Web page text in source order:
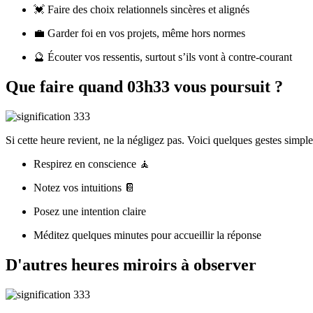
💓 Faire des choix relationnels sincères et alignés
💼 Garder foi en vos projets, même hors normes
🔮 Écouter vos ressentis, surtout s’ils vont à contre-courant
Que faire quand 03h33 vous poursuit ?
Si cette heure revient, ne la négligez pas. Voici quelques gestes
Respirez en conscience 🧘
Notez vos intuitions 📔
Posez une intention claire
Méditez quelques minutes pour accueillir la réponse
D'autres heures miroirs à observer